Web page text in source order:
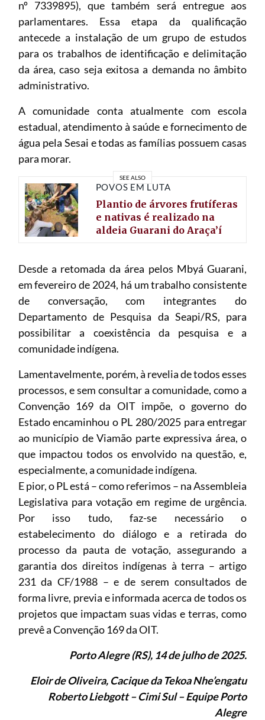
nº 7339895), que também será entregue aos
parlamentares. Essa etapa da qualificação
antecede a instalação de um grupo de estudos
para os trabalhos de identificação e delimitação
da área, caso seja exitosa a demanda no âmbito
administrativo.
A comunidade conta atualmente com escola
estadual, atendimento à saúde e fornecimento de
água pela Sesai e todas as famílias possuem casas
para morar.
SEE ALSO
POVOS EM LUTA
Plantio de árvores frutíferas
e nativas é realizado na
aldeia Guarani do Araça’í
Desde a retomada da área pelos Mbyá Guarani,
em fevereiro de 2024, há um trabalho consistente
de conversação, com integrantes do
Departamento de Pesquisa da Seapi/RS, para
possibilitar a coexistência da pesquisa e a
comunidade indígena.
Lamentavelmente, porém, à revelia de todos esses
processos, e sem consultar a comunidade, como a
Convenção 169 da OIT impõe, o governo do
Estado encaminhou o PL 280/2025 para entregar
ao município de Viamão parte expressiva área, o
que impactou todos os envolvido na questão, e,
especialmente, a comunidade indígena.
E pior, o PL está – como referimos – na Assembleia
Legislativa para votação em regime de urgência.
Por isso tudo, faz-se necessário o
estabelecimento do diálogo e a retirada do
processo da pauta de votação, assegurando a
garantia dos direitos indígenas à terra – artigo
231 da CF/1988 – e de serem consultados de
forma livre, previa e informada acerca de todos os
projetos que impactam suas vidas e terras, como
prevê a Convenção 169 da OIT.
Porto Alegre (RS), 14 de julho de 2025.
Eloir de Oliveira, Cacique da Tekoa Nhe’engatu
Roberto Liebgott – Cimi Sul – Equipe Porto
Alegre